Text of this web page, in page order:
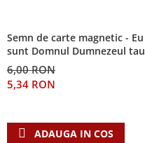
Semn de carte magnetic - Eu
sunt Domnul Dumnezeul tau
6,00 RON
5,34 RON
ADAUGA IN COS